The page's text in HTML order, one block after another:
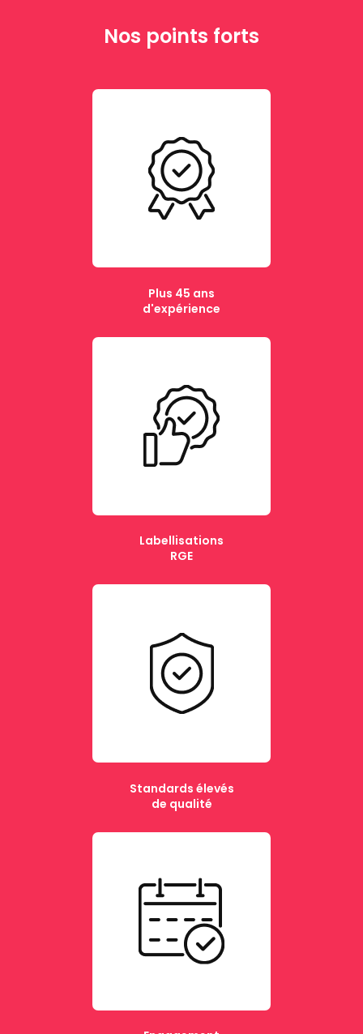
Nos points forts
Plus 45 ans
d'expérience
Labellisations
RGE
Standards élevés
de qualité